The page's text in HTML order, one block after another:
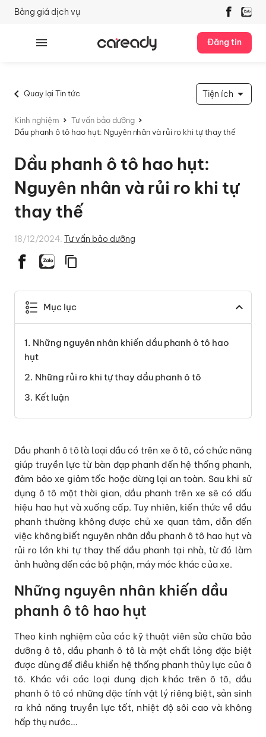
Bảng giá dịch vụ
Đăng tin
Quay lại Tin tức Tiện ích
Kinh nghiệm
Tư vấn bảo dưỡng
Dầu phanh ô tô hao hụt: Nguyên nhân và rủi ro khi tự thay thế
Dầu phanh ô tô hao hụt:
Nguyên nhân và rủi ro khi tự
thay thế
18/12/2024. Tư vấn bảo dưỡng
Mục lục
Những nguyên nhân khiến dầu phanh ô tô hao
hụt
Những rủi ro khi tự thay dầu phanh ô tô
Kết luận
Dầu phanh ô tô là loại dầu có trên xe ô tô, có chức năng
giúp truyền lực từ bàn đạp phanh đến hệ thống phanh,
đảm bảo xe giảm tốc hoặc dừng lại an toàn. Sau khi sử
dụng ô tô một thời gian, dầu phanh trên xe sẽ có dấu
hiệu hao hụt và xuống cấp. Tuy nhiên, kiến thức về dầu
phanh thường không được chủ xe quan tâm, dẫn đến
việc không biết nguyên nhân dầu phanh ô tô hao hụt và
rủi ro lớn khi tự thay thế dầu phanh tại nhà, từ đó làm
ảnh hưởng đến các bộ phận, máy móc khác của xe.
Những nguyên nhân khiến dầu
phanh ô tô hao hụt
Theo kinh nghiệm của các kỹ thuật viên sửa chữa bảo
dưỡng ô tô, dầu phanh ô tô là một chất lỏng đặc biệt
được dùng để điều khiển hệ thống phanh thủy lực của ô
tô. Khác với các loại dung dịch khác trên ô tô, dầu
phanh ô tô có những đặc tính vật lý riêng biệt, sản sinh
ra khả năng truyền lực tốt, nhiệt độ sôi cao và không
hấp thụ nước…